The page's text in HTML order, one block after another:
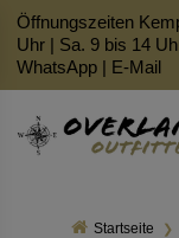
Öffnungszeiten
Uhr | Sa. 9 bis 14
WhatsApp | E-Mail
Startseite